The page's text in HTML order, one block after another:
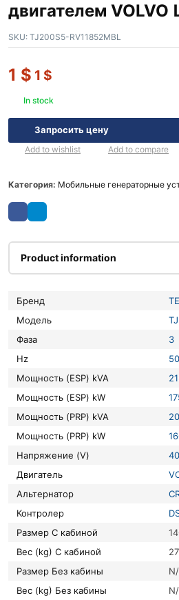
двигателем
SKU: TJ200S5-RV11852MBL
1 $ 1 $
In stock
Запросить цену
Add to wishlist Add to compare
Категория: Мобильные генераторные
Product information
Бренд
Модель
Фаза
3
Hz
50
Мощность (ESP) kVA
Мощность (ESP) kW
Мощность (PRP) kVA
Мощность (PRP) kW
Напряжение (V)
Двигатель
Альтернатор
Контролер
Размер С кабиной
Вес (kg) С кабиной
Размер Без кабины
Вес (kg) Без кабины